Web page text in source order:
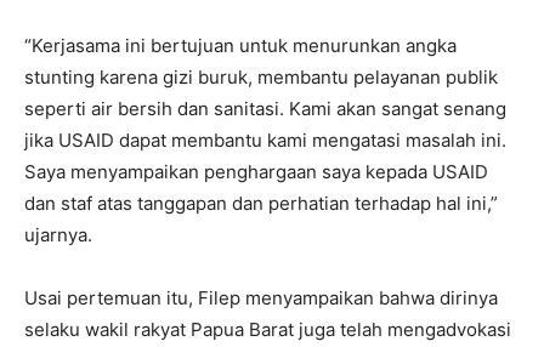
“Kerjasama ini bertujuan untuk menurunkan angka
stunting karena gizi buruk, membantu pelayanan publik
seperti air bersih dan sanitasi. Kami akan sangat senang
jika USAID dapat membantu kami mengatasi masalah ini.
Saya menyampaikan penghargaan saya kepada USAID
dan staf atas tanggapan dan perhatian terhadap hal ini,”
ujarnya.
Usai pertemuan itu, Filep menyampaikan bahwa dirinya
selaku wakil rakyat Papua Barat juga telah mengadvokasi